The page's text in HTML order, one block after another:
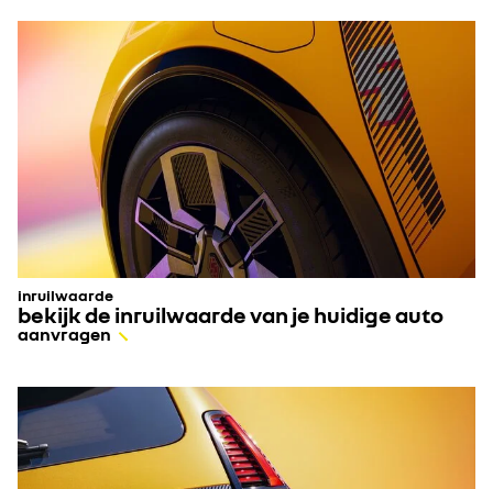
inruilwaarde
bekijk de inruilwaarde van je huidige auto​
aanvragen